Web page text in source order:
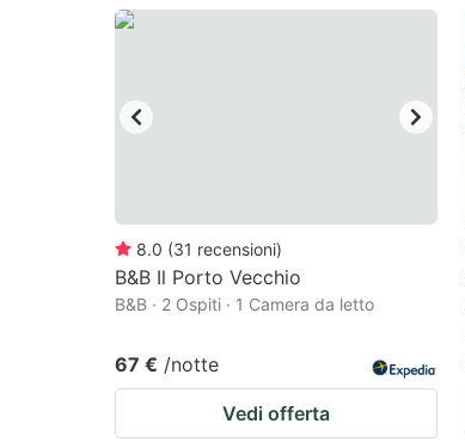
keyboard
shortcuts
for
changing
dates.
8.0 (31 recensioni)
B&B Il Porto Vecchio
B&B · 2 Ospiti · 1 Camera da letto
67 € /notte
Vedi offerta